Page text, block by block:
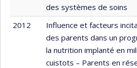
des systèmes de soins
2012
Influence et facteurs
des parents dans un
la nutrition implanté en
cuistots – Parents en